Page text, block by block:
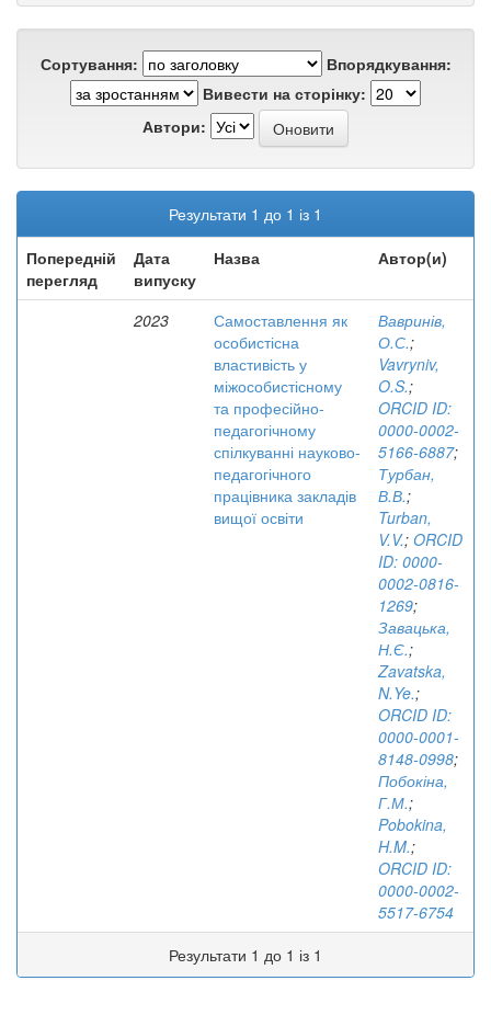
Сортування:
Впорядкування:
Вивести на сторінку:
Автори:
Результати 1 до 1 із 1
Попередній
перегляд
Дата
випуску
Назва Автор(и)
2023
Самоставлення як
особистісна
властивість у
міжособистісному
та професійно-
педагогічному
спілкуванні науково-
педагогічного
працівника закладів
вищої освіти
Вавринів,
О.С.;
Vavryniv,
O.S.;
ORCID ID:
0000-0002-
5166-6887;
Турбан,
В.В.;
Turban,
V.V.; ORCID
ID: 0000-
0002-0816-
1269;
Завацька,
Н.Є.;
Zavatska,
N.Ye.;
ORCID ID:
0000-0001-
8148-0998;
Побокіна,
Г.М.;
Pobokina,
H.M.;
ORCID ID:
0000-0002-
5517-6754
Результати 1 до 1 із 1